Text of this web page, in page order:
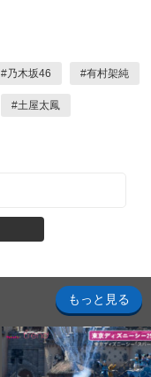
#乃木坂46 #有村架純
#土屋太鳳
もっと見る